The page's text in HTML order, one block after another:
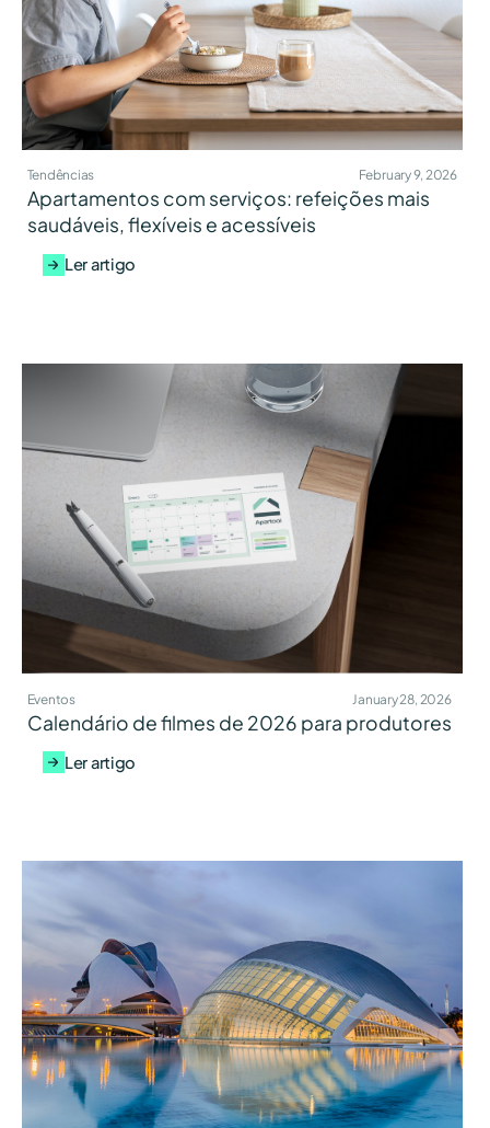
Tendências February 9, 2026
Apartamentos com serviços: refeições mais
saudáveis, flexíveis e acessíveis
Ler artigo
Eventos January 28, 2026
Calendário de filmes de 2026 para produtores
Ler artigo